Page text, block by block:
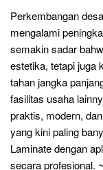
Perkembangan
mengalami
semakin sadar
estetika, tetapi juga
tahan jangka
fasilitas usaha
praktis, modern,
yang kini paling
Laminate dengan
secara profesional.